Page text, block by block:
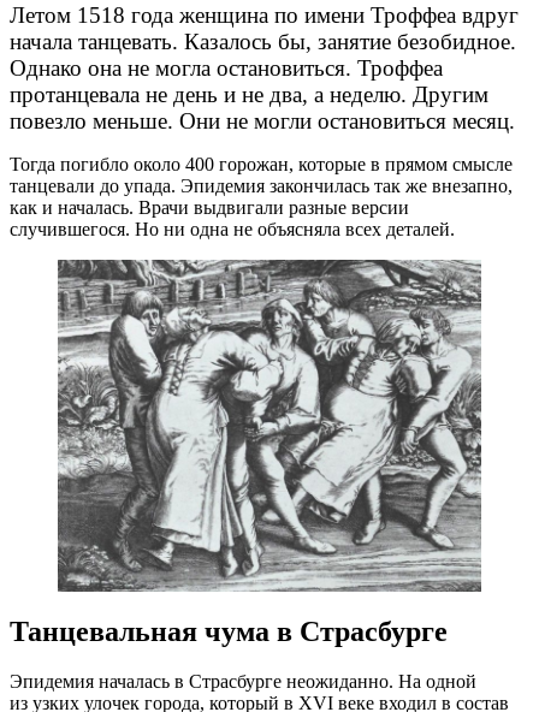
Летом 1518 года женщина по имени Троффеа вдруг
начала танцевать. Казалось бы, занятие безобидное.
Однако она не могла остановиться. Троффеа
протанцевала не день и не два, а неделю. Другим
повезло меньше. Они не могли остановиться месяц.
Тогда погибло около 400 горожан, которые в прямом смысле
танцевали до упада. Эпидемия закончилась так же внезапно,
как и началась. Врачи выдвигали разные версии
случившегося. Но ни одна не объясняла всех деталей.
Танцевальная чума в Страсбурге
Эпидемия началась в Страсбурге неожиданно. На одной
из узких улочек города, который в XVI веке входил в состав